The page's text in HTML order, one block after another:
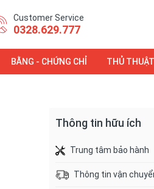
Customer Service
0328.629.777
BẰNG - CHỨNG CHỈ THỦ
Thông tin hữu ích
Trung tâm bảo hành
Thông tin vận